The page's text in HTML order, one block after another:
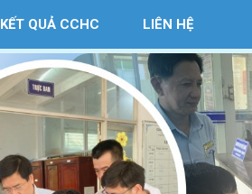
KẾT QUẢ CCHC LIÊN HỆ